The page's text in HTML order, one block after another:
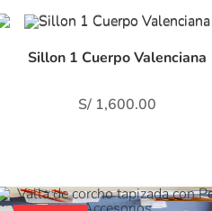
Sillon 1 Cuerpo Valenciana
S/1,600.00
Gran experiencia en visso;
lamentablemente el
punto de fumigar. Sin
paciencia y sobre todo
escritorio de 2840 soles.